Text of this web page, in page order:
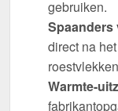
gebruiken.
Spaanders
direct na
Warmte-